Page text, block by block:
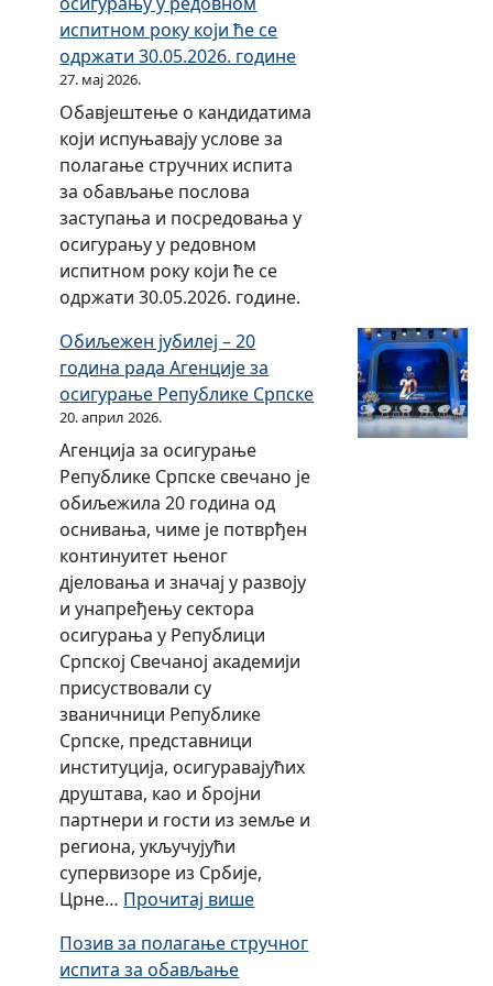
н
и
х
о
з
и
ц
и
ј
а
д
р
у
ш
т
а
у
е
т
а
в
з
а
о
с
и
г
у
р
а
њ
е
д
а
ц
м
а
у
л
а
г
а
њ
с
р
е
с
т
а
в
а
д
р
у
ш
т
а
в
а
з
а
о
с
и
г
у
а
њ
е
и
к
a
п
р
а
в
и
л
и
м
а
о
с
н
в
с
а
њ
и
ј
а
П
р
в
и
л
н
и
к
a
о
б
л
и
к
у
и
с
а
д
р
ж
а
ј
у
н
а
д
з
о
р
н
и
и
с
в
ј
ш
т
а
ј
а
испитном року који ће се
одржати 30.05.2026. године
27. мај 2026.
Обавјештење о кандидатима
који испуњавају услове за
полагање стручних испита
за обављање послова
заступања и посредовања у
осигурању у редовном
испитном року који ће се
одржати 30.05.2026. године.
Обиљежен јубилеј – 20
година рада Агенције за
осигурање Републике Српске
20. април 2026.
Агенција за осигурање
Републике Српске свечано је
обиљежила 20 година од
оснивања, чиме је потврђен
континуитет њеног
дјеловања и значај у развоју
и унапређењу сектора
осигурања у Републици
Српској Свечаној академији
присуствовали су
званичници Републике
Српске, представници
институција, осигуравајућих
друштава, као и бројни
партнери и гости из земље и
региона, укључујући
супервизоре из Србије,
Црне… Прочитај више:
б
Позив за полагање стручног
испита за обављање